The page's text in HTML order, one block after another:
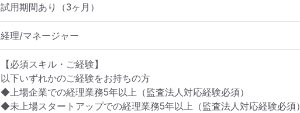
試用期間あり（3ヶ月）
経理/マネージャー
【必須スキル・ご経験】
以下いずれかのご経験をお持ちの方
◆上場企業での経理業務5年以上（監査法人対応経験必須）
◆未上場スタートアップでの経理業務5年以上（監査法人対応経験必須）